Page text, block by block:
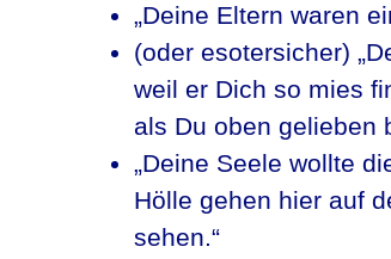
„Deine Eltern waren
(oder esotersicher)
weil er Dich so mies
als Du oben gelieben
„Deine Seele wollte
Hölle gehen hier auf
sehen.“